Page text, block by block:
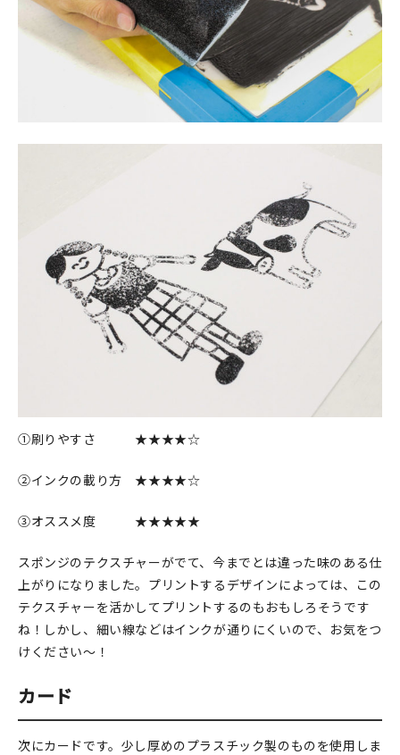
①刷りやすさ ★★★★☆
②インクの載り方 ★★★★☆
③オススメ度 ★★★★★
スポンジのテクスチャーがでて、今までとは違った味のある仕
上がりになりました。プリントするデザインによっては、この
テクスチャーを活かしてプリントするのもおもしろそうです
ね！しかし、細い線などはインクが通りにくいので、お気をつ
けください～！
カード
次にカードです。少し厚めのプラスチック製のものを使用しま